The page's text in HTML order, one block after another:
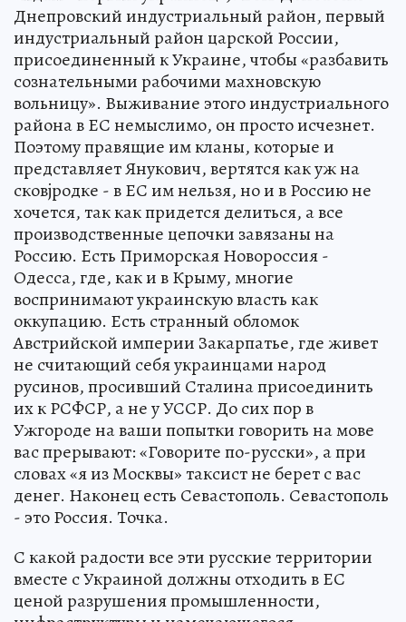
Днепровский индустриальный район, первый
индустриальный район царской России,
присоединенный к Украине, чтобы «разбавить
сознательными рабочими махновскую
вольницу». Выживание этого индустриального
района в ЕС немыслимо, он просто исчезнет.
Поэтому правящие им кланы, которые и
представляет Янукович, вертятся как уж на
сковjродке - в ЕС им нельзя, но и в Россию не
хочется, так как придется делиться, а все
производственные цепочки завязаны на
Россию. Есть Приморская Новороссия -
Одесса, где, как и в Крыму, многие
воспринимают украинскую власть как
оккупацию. Есть странный обломок
Австрийской империи Закарпатье, где живет
не считающий себя украинцами народ
русинов, просивший Сталина присоединить
их к РСФСР, а не у УССР. До сих пор в
Ужгороде на ваши попытки говорить на мове
вас прерывают: «Говорите по-русски», а при
словах «я из Москвы» таксист не берет с вас
денег. Наконец есть Севастополь. Севастополь
- это Россия. Точка.
С какой радости все эти русские территории
вместе с Украиной должны отходить в ЕС
ценой разрушения промышленности,